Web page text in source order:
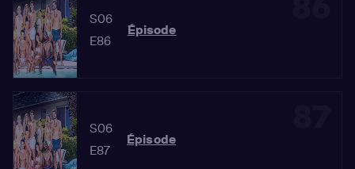
S06
E86
Épisode
S06
E87
Épisode